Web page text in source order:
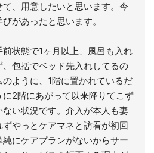
、用意したいと思います。今
があったと思います。
状態で1ヶ月以上、風呂も入れ
包括でベッド先入れしてるの
ように、1階に置かれているだ
2階にあがって以来降りてこず
い状況です。介入が本人も妻
やっとケアマネと訪看が初回
にケアプランがないからサー